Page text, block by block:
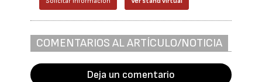
COMENTARIOS AL ARTÍCULO/NOTICIA
Deja un comentario